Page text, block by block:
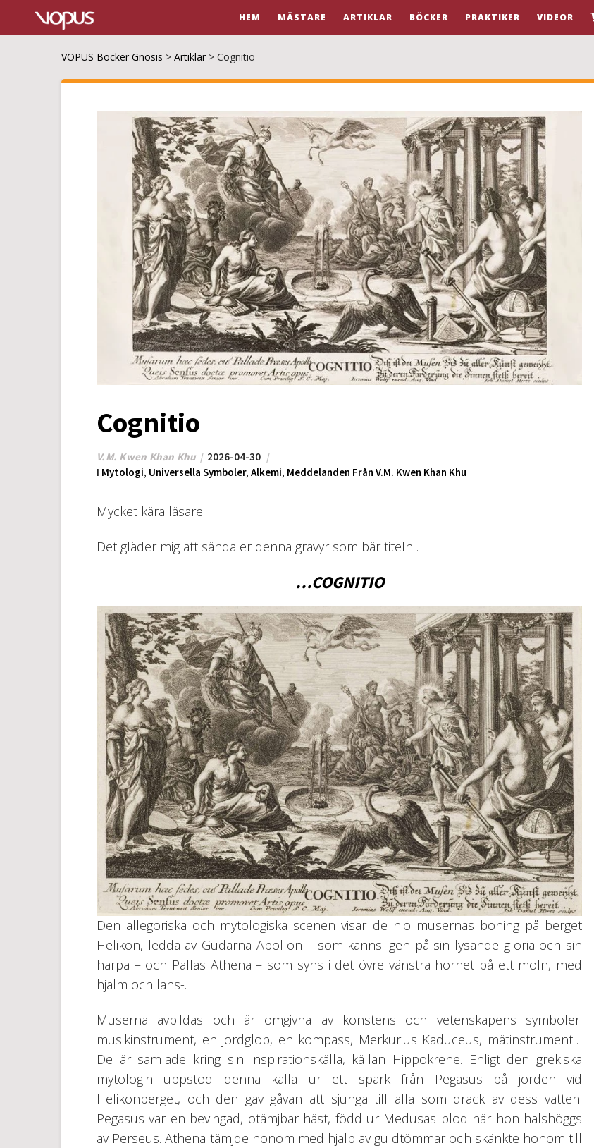
HEM MÄSTARE ARTIKLAR BÖCKER PRAKTIKER VIDEOR
VOPUS Böcker Gnosis > Artiklar > Cognitio
Cognitio
V.M. Kwen Khan Khu
2026-04-30
I Mytologi, Universella Symboler, Alkemi, Meddelanden Från V.M. Kwen Khan Khu
Mycket kära läsare:
Det gläder mig att sända er denna gravyr som bär titeln…
…COGNITIO
Den allegoriska och mytologiska scenen visar de nio musernas boning på berget
Helikon, ledda av Gudarna Apollon – som känns igen på sin lysande gloria och sin
harpa – och Pallas Athena – som syns i det övre vänstra hörnet på ett moln, med
hjälm och lans-.
Muserna avbildas och är omgivna av konstens och vetenskapens symboler:
musikinstrument, en jordglob, en kompass, Merkurius Kaduceus, mätinstrument…
De är samlade kring sin inspirationskälla, källan Hippokrene. Enligt den grekiska
mytologin uppstod denna källa ur ett spark från Pegasus på jorden vid
Helikonberget, och den gav gåvan att sjunga till alla som drack av dess vatten.
Pegasus var en bevingad, otämjbar häst, född ur Medusas blod när hon halshöggs
av Perseus. Athena tämjde honom med hjälp av guldtömmar och skänkte honom till